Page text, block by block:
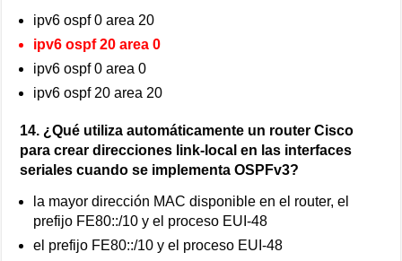
ipv6 ospf 0 area 20
ipv6 ospf 20 area 0
ipv6 ospf 0 area 0
ipv6 ospf 20 area 20
14. ¿Qué utiliza automáticamente un router Cisco
para crear direcciones link-local en las interfaces
seriales cuando se implementa OSPFv3?
la mayor dirección MAC disponible en el router, el
prefijo FE80::/10 y el proceso EUI-48
el prefijo FE80::/10 y el proceso EUI-48